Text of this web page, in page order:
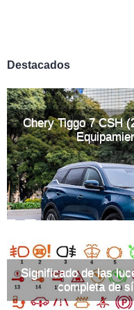
Destacados
Chery Tiggo 7 CSH
Significado de las
completa de